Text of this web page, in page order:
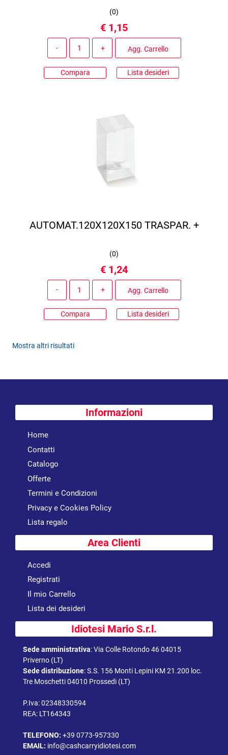
(0)
€ 1,15
Agg. Carrello
Compara Lista desideri
AUTOMAT.120X120X150 TRASPAR. +
(0)
€ 1,24
Agg. Carrello
Compara Lista desideri
Mostra altri risultati
Informazioni
Home
Contatti
Catalogo
Offerte
Termini e Condizioni
Privacy e Cookies Policy
Lista regalo
Area Clienti
Accedi
Registrati
Il mio Carrello
Lista dei desideri
Idiotesi Mario S.r.l.
Sede amministrativa:Via Colle Rotondo 46 04015
Priverno (LT)
Sede distribuzione:S.S. 156 Monti Lepini KM 21.200 loc.
Tre Moschetti 04010 Prossedi (LT)
P.Iva: 02348330594
REA: LT164343
TELEFONO: +39 0773-957330
EMAIL: info@cashcarryidiotesi.com